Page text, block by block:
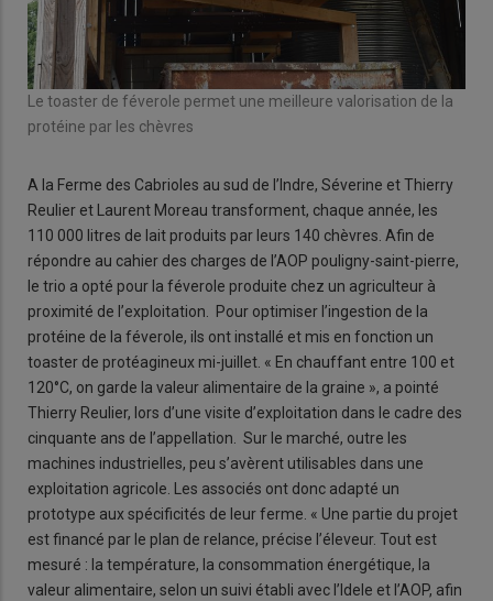
Le toaster de féverole permet une meilleure valorisation de la
protéine par les chèvres
A la Ferme des Cabrioles au sud de l’Indre, Séverine et Thierry
Reulier et Laurent Moreau transforment, chaque année, les
110 000 litres de lait produits par leurs 140 chèvres. Afin de
répondre au cahier des charges de l’AOP pouligny-saint-pierre,
le trio a opté pour la féverole produite chez un agriculteur à
proximité de l’exploitation. Pour optimiser l’ingestion de la
protéine de la féverole, ils ont installé et mis en fonction un
toaster de protéagineux mi-juillet. « En chauffant entre 100 et
120°C, on garde la valeur alimentaire de la graine », a pointé
Thierry Reulier, lors d’une visite d’exploitation dans le cadre des
cinquante ans de l’appellation. Sur le marché, outre les
machines industrielles, peu s’avèrent utilisables dans une
exploitation agricole. Les associés ont donc adapté un
prototype aux spécificités de leur ferme. « Une partie du projet
est financé par le plan de relance, précise l’éleveur. Tout est
mesuré : la température, la consommation énergétique, la
valeur alimentaire, selon un suivi établi avec l’Idele et l’AOP, afin